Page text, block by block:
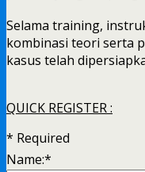
Selama training,
kombinasi teori serta
kasus telah
QUICK REGISTER :
* Required
Name:*